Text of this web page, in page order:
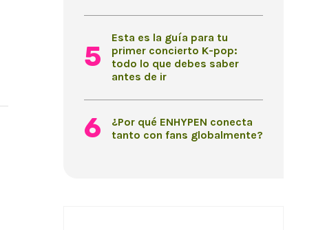
Esta es la guía para tu
primer concierto K-pop:
todo lo que debes saber
antes de ir
¿Por qué ENHYPEN conecta
tanto con fans globalmente?